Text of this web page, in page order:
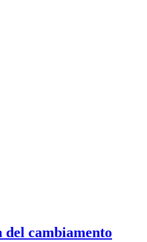
del cambiamento